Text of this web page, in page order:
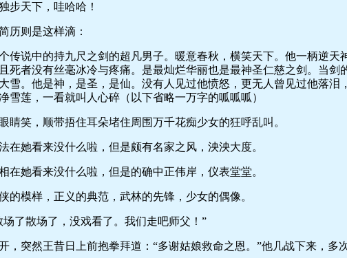
步天下，哇哈哈！
则是这样滴：
说中的持九尺之剑的超凡男子。暖意春秋，横笑天下。他一柄逆天
死者没有丝毫冰冷与疼痛。是最灿烂华丽也是最神圣仁慈之剑。当剑
雪。他是神，是圣，是仙。没有人见过他愤怒，更无人曾见过他落泪
雪莲，一看就叫人心碎（以下省略一万字的呱呱呱）
笑，顺带捂住耳朵堵住周围万千花痴少女的狂呼乱叫。
她看来没什么啦，但是颇有名家之风，泱泱大度。
她看来没什么啦，但是的确中正伟岸，仪表堂堂。
模样，正义的典范，武林的先锋，少女的偶像。
散场了，没戏看了。我们走吧师父！”
突然王昔日上前抱拳拜道：“多谢姑娘救命之恩。”他几战下来，多